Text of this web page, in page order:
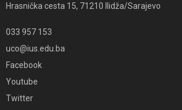
Hrasnička cesta 15, 71210 Ilidža/Sarajevo
033 957 153
uco@ius.edu.ba
Facebook
Youtube
Twitter